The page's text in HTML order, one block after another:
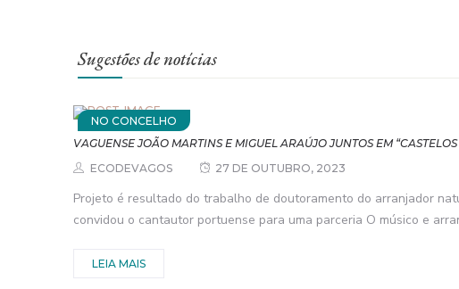
Sugestões de notícias
NO CONCELHO
VAGUENSE JOÃO MARTINS E MIGUEL ARAÚJO JUNTOS EM
ECODEVAGOS
27 DE OUTUBRO, 2023
Projeto é resultado do trabalho de doutoramento do arranjador
convidou o cantautor portuense para uma parceria O músico e
LEIA MAIS